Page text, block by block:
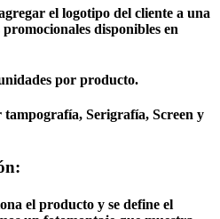
el logotipo del cliente a una
disponibles en
por producto.
tampografía, Serigrafía, Screen y
el producto y se define el